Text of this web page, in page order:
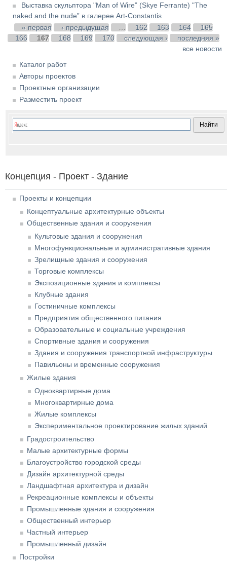
Выставка скульптора "Man of Wire” (Skye Ferrante) "The
naked and the nude” в галерее Art-Constantis
Страницы
« первая ‹ предыдущая 162 163 164
165
166
167 168 169 170 следующая ›
последняя »
все новости
Каталог работ
Авторы проектов
Проектные организации
Разместить проект
Концепция - Проект - Здание
Проекты и концепции
Концептуальные архитектурные объекты
Общественные здания и сооружения
Культовые здания и сооружения
Многофункциональные и административные здания
Зрелищные здания и сооружения
Торговые комплексы
Экспозиционные здания и комплексы
Клубные здания
Гостиничные комплексы
Предприятия общественного питания
Образовательные и социальные учреждения
Спортивные здания и сооружения
Здания и сооружения транспортной инфраструктуры
Павильоны и временные сооружения
Жилые здания
Одноквартирные дома
Многоквартирные дома
Жилые комплексы
Экспериментальное проектирование жилых зданий
Градостроительство
Малые архитектурные формы
Благоустройство городской среды
Дизайн архитектурной среды
Ландшафтная архитектура и дизайн
Рекреационные комплексы и объекты
Промышленные здания и сооружения
Общественный интерьер
Частный интерьер
Промышленный дизайн
Постройки